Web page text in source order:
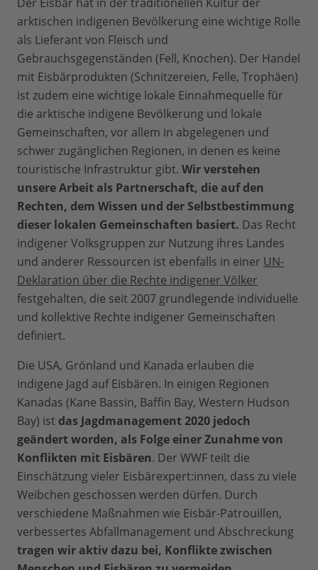
Der Eisbär hat in der traditionellen Kultur der
arktischen indigenen Bevölkerung eine wichtige Rolle
als Lieferant von Fleisch und
Gebrauchsgegenständen (Fell, Knochen). Der Handel
mit Eisbärprodukten (Schnitzereien, Felle, Trophäen)
ist zudem eine wichtige lokale Einnahmequelle für
die arktische indigene Bevölkerung und lokale
Gemeinschaften, vor allem in abgelegenen und
schwer zugänglichen Regionen, in denen es keine
touristische Infrastruktur gibt. Wir verstehen
unsere Arbeit als Partnerschaft, die auf den
Rechten, dem Wissen und der Selbstbestimmung
dieser lokalen Gemeinschaften basiert. Das Recht
indigener Volksgruppen zur Nutzung ihres Landes
und anderer Ressourcen ist ebenfalls in einer UN-
Deklaration über die Rechte indigener Völker
festgehalten, die seit 2007 grundlegende individuelle
und kollektive Rechte indigener Gemeinschaften
definiert.
Die USA, Grönland und Kanada erlauben die
indigene Jagd auf Eisbären. In einigen Regionen
Kanadas (Kane Bassin, Baffin Bay, Western Hudson
Bay) ist das Jagdmanagement 2020 jedoch
geändert worden, als Folge einer Zunahme von
Konflikten mit Eisbären. Der WWF teilt die
Einschätzung vieler Eisbärexpert:innen, dass zu viele
Weibchen geschossen werden dürfen. Durch
verschiedene Maßnahmen wie Eisbär-Patrouillen,
verbessertes Abfallmanagement und Abschreckung
tragen wir aktiv dazu bei, Konflikte zwischen